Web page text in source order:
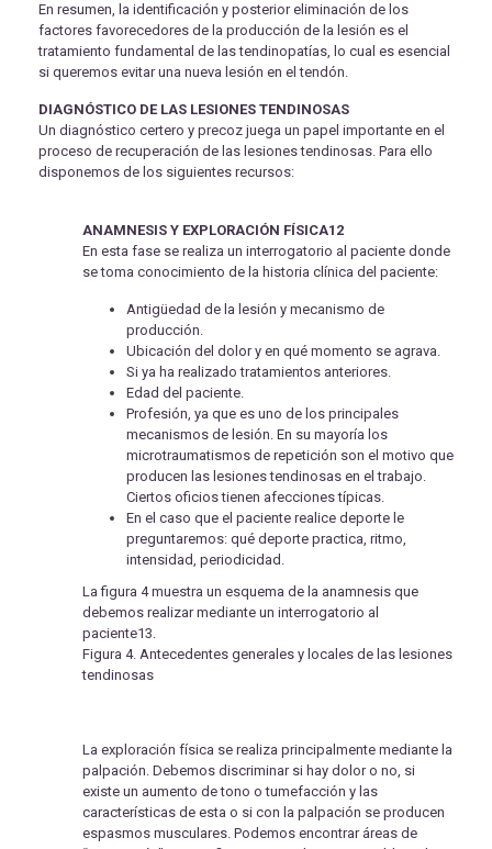
En resumen, la identificación y posterior eliminación de los
factores favorecedores de la producción de la lesión es el
tratamiento fundamental de las tendinopatías, lo cual es esencial
si queremos evitar una nueva lesión en el tendón.
DIAGNÓSTICO DE LAS LESIONES TENDINOSAS
Un diagnóstico certero y precoz juega un papel importante en el
proceso de recuperación de las lesiones tendinosas. Para ello
disponemos de los siguientes recursos:
ANAMNESIS Y EXPLORACIÓN FÍSICA12
En esta fase se realiza un interrogatorio al paciente donde
se toma conocimiento de la historia clínica del paciente:
Antigüedad de la lesión y mecanismo de
producción.
Ubicación del dolor y en qué momento se agrava.
Si ya ha realizado tratamientos anteriores.
Edad del paciente.
Profesión, ya que es uno de los principales
mecanismos de lesión. En su mayoría los
microtraumatismos de repetición son el motivo que
producen las lesiones tendinosas en el trabajo.
Ciertos oficios tienen afecciones típicas.
En el caso que el paciente realice deporte le
preguntaremos: qué deporte practica, ritmo,
intensidad, periodicidad.
La figura 4 muestra un esquema de la anamnesis que
debemos realizar mediante un interrogatorio al
paciente13.
Figura 4. Antecedentes generales y locales de las lesiones
tendinosas
La exploración física se realiza principalmente mediante la
palpación. Debemos discriminar si hay dolor o no, si
existe un aumento de tono o tumefacción y las
características de esta o si con la palpación se producen
espasmos musculares. Podemos encontrar áreas de